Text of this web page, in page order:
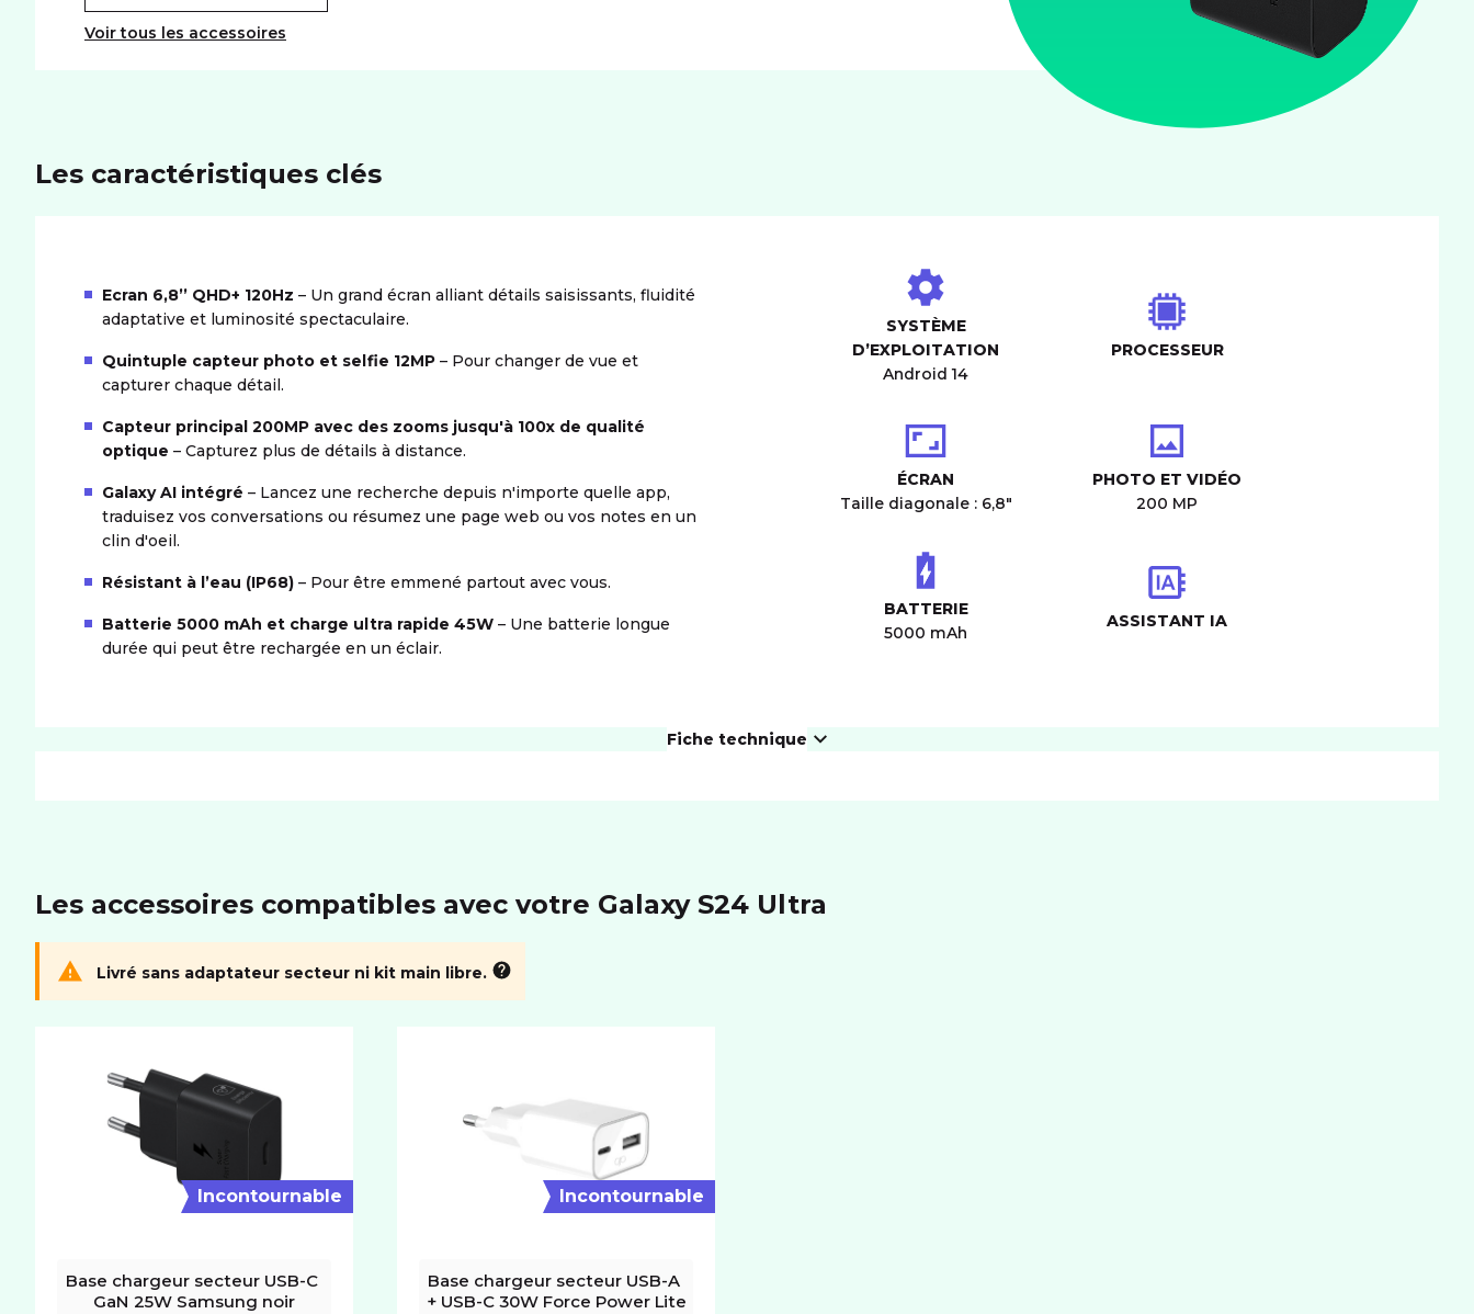
Voir tous les accessoires
Les caractéristiques clés
Ecran 6,8’’ QHD+ 120Hz – Un grand écran alliant détails saisissants, fluidité
adaptative et luminosité spectaculaire.
Quintuple capteur photo et selfie 12MP – Pour changer de vue et
capturer chaque détail.
Capteur principal 200MP avec des zooms jusqu'à 100x de qualité
optique – Capturez plus de détails à distance.
Galaxy AI intégré – Lancez une recherche depuis n'importe quelle app,
traduisez vos conversations ou résumez une page web ou vos notes en un
clin d'oeil.
Résistant à l’eau (IP68) – Pour être emmené partout avec vous.
Batterie 5000 mAh et charge ultra rapide 45W – Une batterie longue
durée qui peut être rechargée en un éclair.
SYSTÈME
D’EXPLOITATION
Android 14
PROCESSEUR
ÉCRAN
Taille diagonale : 6,8"
PHOTO ET VIDÉO
200 MP
BATTERIE
5000 mAh
ASSISTANT IA
Fiche technique
MÉMOIRE
RÉSEAU
Réseaux
SYSTÈME D'EXPLOITATION
Les accessoires compatibles avec votre Galaxy S24 Ultra
Livré sans adaptateur secteur ni kit main libre.
Incontournable
Base chargeur secteur USB-C
GaN 25W Samsung noir
Incontournable
Base chargeur secteur USB-A
+ USB-C 30W Force Power Lite